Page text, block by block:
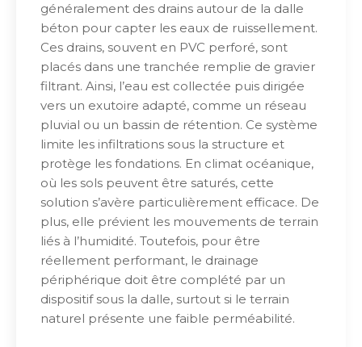
généralement des drains autour de la dalle
béton pour capter les eaux de ruissellement.
Ces drains, souvent en PVC perforé, sont
placés dans une tranchée remplie de gravier
filtrant. Ainsi, l’eau est collectée puis dirigée
vers un exutoire adapté, comme un réseau
pluvial ou un bassin de rétention. Ce système
limite les infiltrations sous la structure et
protège les fondations. En climat océanique,
où les sols peuvent être saturés, cette
solution s’avère particulièrement efficace. De
plus, elle prévient les mouvements de terrain
liés à l’humidité. Toutefois, pour être
réellement performant, le drainage
périphérique doit être complété par un
dispositif sous la dalle, surtout si le terrain
naturel présente une faible perméabilité.